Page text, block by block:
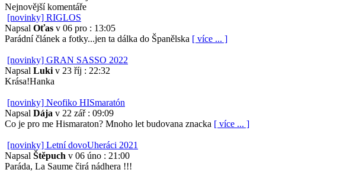
Nejnovější komentáře
[novinky] RIGLOS
Napsal Oťas v 06 pro : 13:05
Parádní článek a fotky...jen ta dálka do Španělska [ více ... ]
[novinky] GRAN SASSO 2022
Napsal Luki v 23 říj : 22:32
Krása!Hanka
[novinky] Neofiko HISmaratón
Napsal Dája v 22 zář : 09:09
Co je pro me Hismaraton? Mnoho let budovana znacka [ více ... ]
[novinky] Letní dovoUheráci 2021
Napsal Štěpuch v 06 úno : 21:00
Paráda, La Saume čirá nádhera !!!